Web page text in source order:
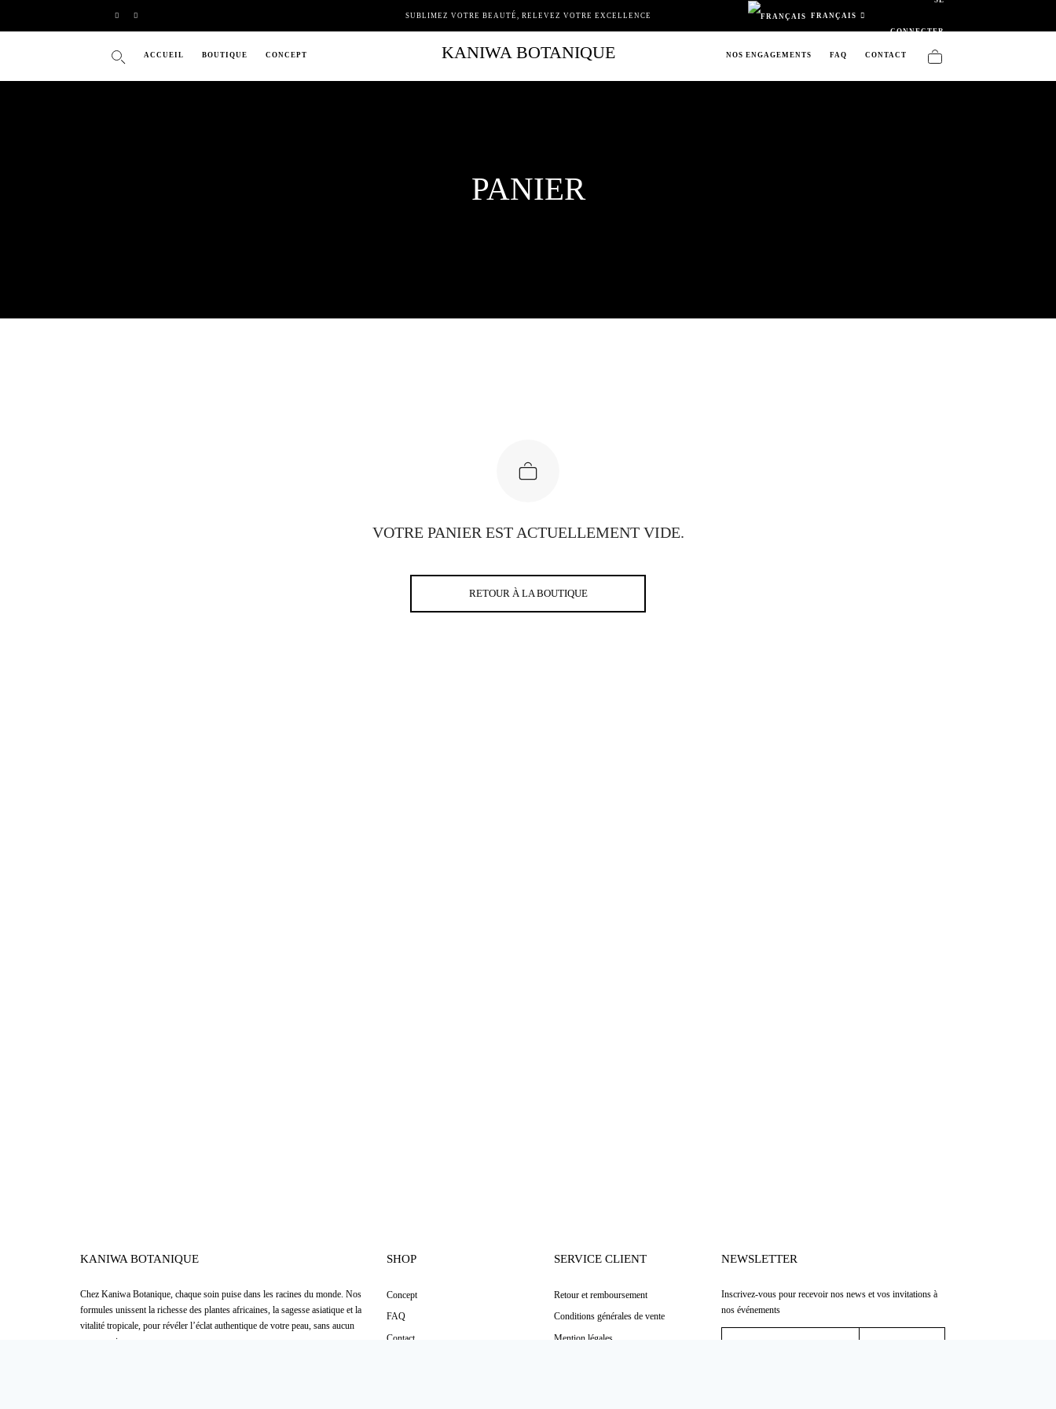
SUBLIMEZ VOTRE BEAUTÉ, RELEVEZ VOTRE EXCELLENCE FRANÇAIS
CONNECTER
ACCUEIL BOUTIQUE CONCEPT KANIWA BOTANIQUE NOS ENGAGEMENTS FAQ CONTACT
PANIER
VOTRE PANIER EST ACTUELLEMENT VIDE.
RETOUR À LA BOUTIQUE
KANIWA BOTANIQUE
Chez Kaniwa Botanique, chaque soin puise dans les racines du monde. Nos
formules unissent la richesse des plantes africaines, la sagesse asiatique et la
vitalité tropicale, pour révéler l’éclat authentique de votre peau, sans aucun
compromis.
SHOP
Concept
FAQ
Contact
SERVICE CLIENT
Retour et remboursement
Conditions générales de vente
Mention légales
NEWSLETTER
Inscrivez-vous pour recevoir nos news et vos invitations à
nos événements
Faire mon diagnostic peau ↑